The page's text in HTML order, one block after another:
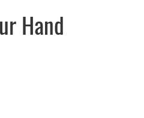
Hand